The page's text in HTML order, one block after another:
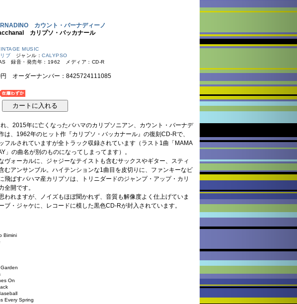
カウント・バーナディーノ
カリプソ・バッカナール
MUSIC
ブ ジャンル： CALYPSO
録音・発売年：1962 メディア：CD-R
オーダーナンバー：8425724111085
、2015年に亡くなったバハマのカリプソニアン、カウント・バーナデ
は、1962年のヒット作『カリプソ・バッカナール』の復刻CD-Rで、
フルされていますが全トラック収録されています（ラスト1曲「MAMA
」の曲名が別のものになってしまってます）。
ヴォーカルに、ジャジーなテイストも含むサックスやギター、スティ
むアンサンブル。ハイテンションな1曲目を皮切りに、ファンキーなビ
飛ばすバハマ産カリプソは、トリニダードのジャンプ・アップ・カリ
全開です。
われますが、ノイズもほぼ聞かれず、音質も解像度よく仕上げていま
ブ・ジャケに、レコードに模した黒色CD-Rが封入されています。
Bimini
On
Every Spring